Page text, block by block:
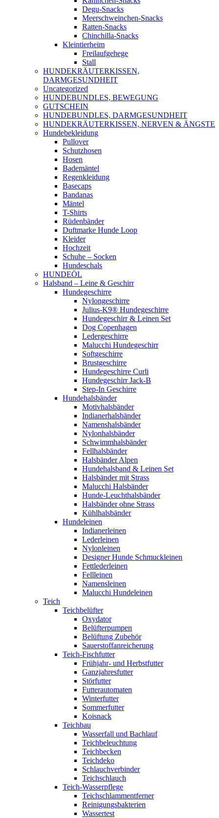
Degu-Snacks
Meerschweinchen-Snacks
Ratten-Snacks
Chinchilla-Snacks
Kleintierheim
Freilaufgehege
Stall
HUNDEKRÄUTERKISSEN,
DARMGESUNDHEIT
Uncategorized
HUNDEBUNDLES, BEWEGUNG
GUTSCHEIN
HUNDEBUNDLES, DARMGESUNDHEIT
HUNDEKRÄUTERKISSEN, NERVEN & ÄNGSTE
Hundebekleidung
Pullover
Schutzhosen
Hosen
Bademäntel
Regenkleidung
Basecaps
Bandanas
Mäntel
T-Shirts
Rüdenbänder
Duftmarke Hunde Loop
Kleider
Hochzeit
Schuhe – Socken
Hundeschals
HUNDEÖL
Halsband – Leine & Geschirr
Hundegeschirre
Nylongeschirre
Julius-K9® Hundegeschirre
Hundegeschirr & Leinen Set
Dog Copenhagen
Ledergeschirre
Malucchi Hundegeschirr
Softgeschirre
Brustgeschirre
Hundegeschirre Curli
Hundegeschirr Jack-B
Step-In Geschirre
Hundehalsbänder
Motivhalsbänder
Indianerhalsbänder
Namenshalsbänder
Nylonhalsbänder
Schwimmhalsbänder
Fellhalsbänder
Halsbänder Alpen
Hundehalsband & Leinen Set
Halsbänder mit Strass
Malucchi Halsbänder
Hunde-Leuchthalsbänder
Halsbänder ohne Strass
Kühlhalsbänder
Hundeleinen
Indianerleinen
Lederleinen
Nylonleinen
Designer Hunde Schmuckleinen
Fettlederleinen
Fellleinen
Namensleinen
Malucchi Hundeleinen
Teich
Teichbelüfter
Oxydator
Belüfterpumpen
Belüftung Zubehör
Sauerstoffanreicherung
Teich-Fischfutter
Frühjahr- und Herbstfutter
Ganzjahresfutter
Störfutter
Futterautomaten
Winterfutter
Sommerfutter
Koisnack
Teichbau
Wasserfall und Bachlauf
Teichbeleuchtung
Teichbecken
Teichdeko
Schlauchverbinder
Teichschlauch
Teich-Wasserpflege
Teichschlammentferner
Reinigungsbakterien
Wassertest